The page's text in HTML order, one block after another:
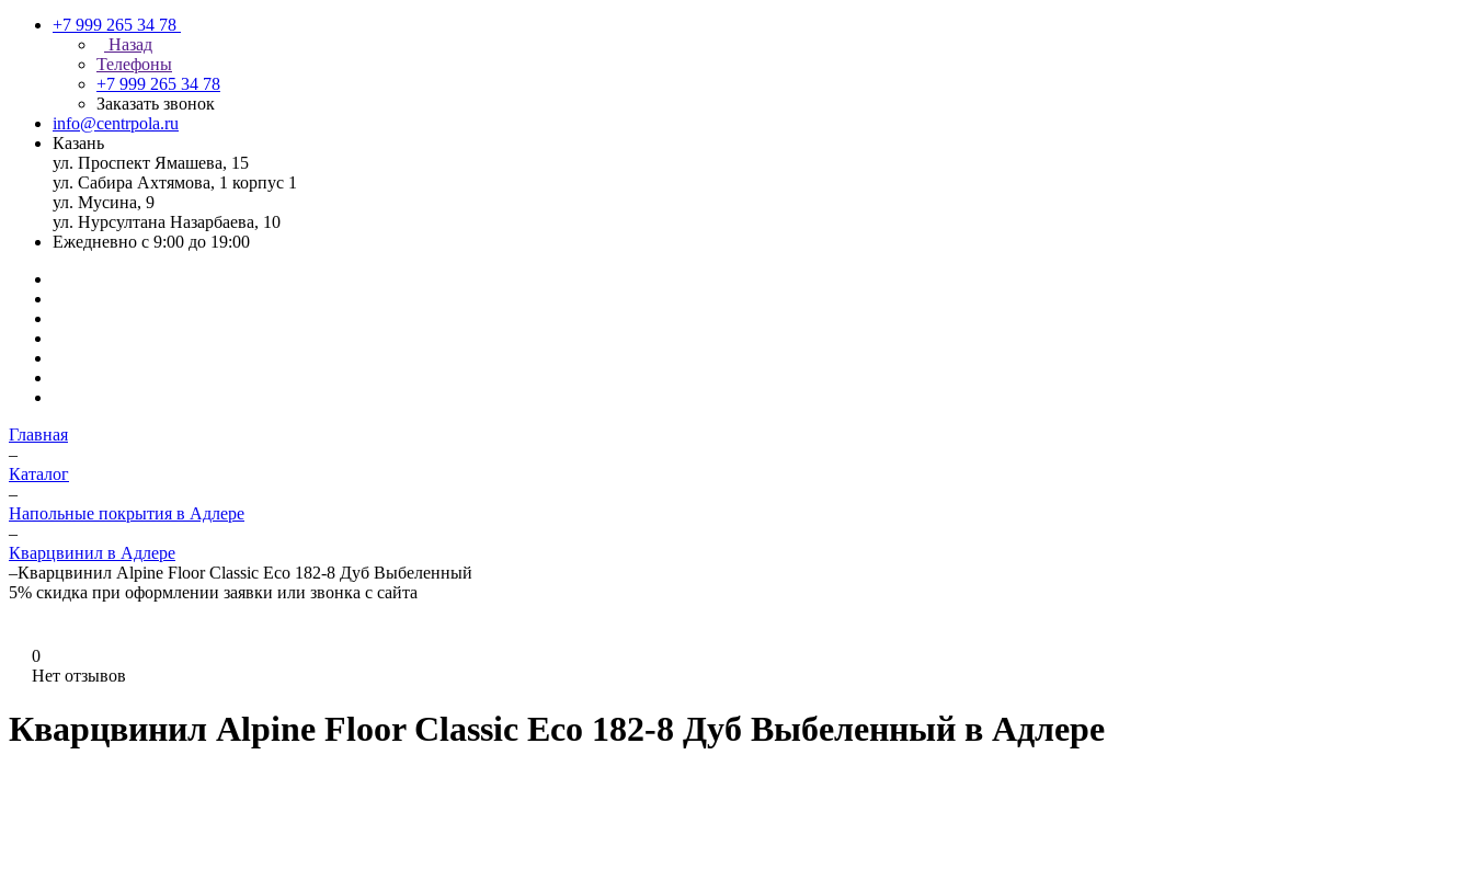
+7 999 265 34 78
Назад
Телефоны
+7 999 265 34 78
Заказать звонок
info@centrpola.ru
Казань
ул. Проспект Ямашева, 15
ул. Сабира Ахтямова, 1 корпус 1
ул. Мусина, 9
ул. Нурсултана Назарбаева, 10
Ежедневно с 9:00 до 19:00
Главная
–
Каталог
–
Напольные покрытия в Адлере
–
Кварцвинил в Адлере
–Кварцвинил Alpine Floor Classic Еco 182-8 Дуб Выбеленный
5% скидка при оформлении заявки или звонка с сайта
0
Нет отзывов
Кварцвинил Alpine Floor Classic Еco 182-8 Дуб Выбеленный в Адлере